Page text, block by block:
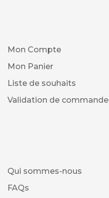
Mon Compte
Mon Panier
Liste de souhaits
Validation de commande
Qui sommes-nous
FAQs